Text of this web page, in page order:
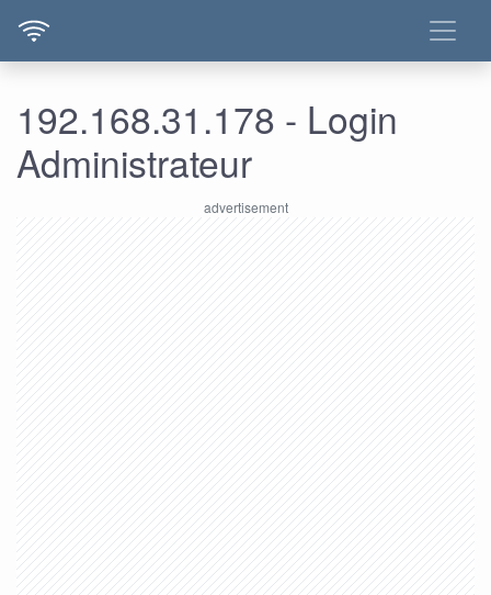
192.168.31.178 - Login
Administrateur